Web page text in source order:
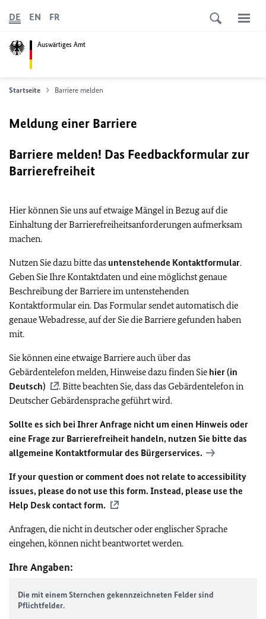
Auswärtiges Amt
DE EN FR
Startseite Barriere melden
Meldung einer Barriere
Barriere melden! Das Feedbackformular zur
Barrierefreiheit
Hier können Sie uns auf etwaige Mängel in Bezug auf die
Einhaltung der Barrierefreiheitsanforderungen aufmerksam
machen.
Nutzen Sie dazu bitte das untenstehende Kontaktformular.
Geben Sie Ihre Kontaktdaten und eine möglichst genaue
Beschreibung der Barriere im untenstehenden
Kontaktformular ein. Das Formular sendet automatisch die
genaue Webadresse, auf der Sie die Barriere gefunden haben
mit.
Sie können eine etwaige Barriere auch über das
Gebärdentelefon melden, Hinweise dazu finden Sie hier (in
Deutsch)
. Bitte beachten Sie, dass das Gebärdentelefon in
Deutscher Gebärdensprache geführt wird.
Sollte es sich bei Ihrer Anfrage nicht um einen Hinweis oder
eine Frage zur Barrierefreiheit handeln, nutzen Sie bitte das
allgemeine Kontaktformular des Bürgerservices.
If your question or comment does not relate to accessibility
issues, please do not use this form. Instead, please use the
Help Desk contact form.
Anfragen, die nicht in deutscher oder englischer Sprache
eingehen, können nicht beantwortet werden.
Ihre Angaben:
Die mit einem Sternchen gekennzeichneten Felder sind
Pflichtfelder.